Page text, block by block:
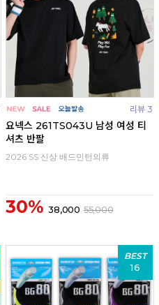
리뷰 3
요넥스 261TS043U 남성 여성 티
셔츠 반팔
2026 SS 신상 배드민턴의류
30% 38,000 55,000
BEST
16